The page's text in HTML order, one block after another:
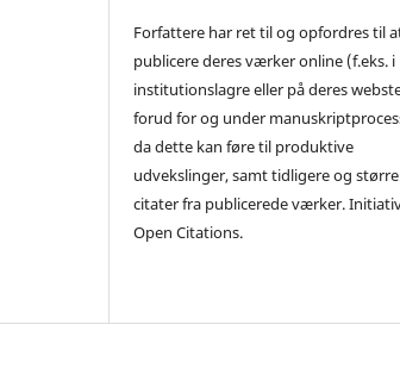
Forfattere har ret til og opfordres til
publicere deres værker online (f.eks. i
institutionslagre eller på deres
forud for og under
da dette kan føre til produktive
udvekslinger, samt tidligere og større
citater fra publicerede værker.
Open Citations.